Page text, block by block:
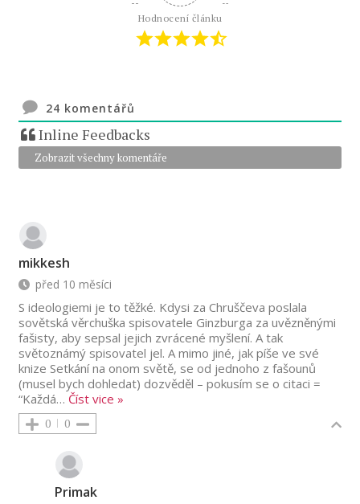
Hodnocení článku
24 komentářů
Inline Feedbacks
Zobrazit všechny komentáře
mikkesh
před 10 měsíci
S ideologiemi je to těžké. Kdysi za Chruščeva poslala
sovětská věrchuška spisovatele Ginzburga za uvězněnými
fašisty, aby sepsal jejich zvrácené myšlení. A tak
světoznámý spisovatel jel. A mimo jiné, jak píše ve své
knize Setkání na onom světě, se od jednoho z fašounů
(musel bych dohledat) dozvěděl – pokusím se o citaci =
“Každá… Číst vice »
0 0
Primak